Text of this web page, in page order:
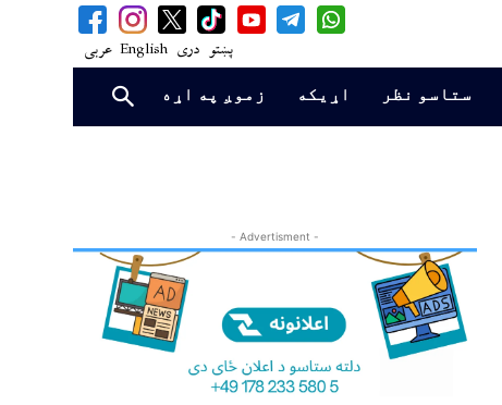
پښتو دری English عربی
ستاسو نظر اړیکه زموږ په اړه
- Advertisment -